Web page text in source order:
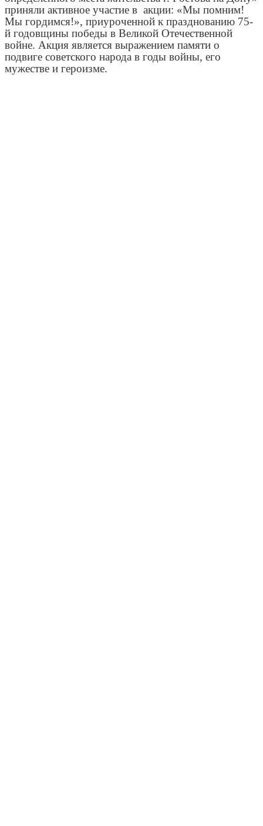
приняли активное участие в акции: «Мы помним!
Мы гордимся!», приуроченной к празднованию 75-
й годовщины победы в Великой Отечественной
войне. Акция является выражением памяти о
подвиге советского народа в годы войны, его
мужестве и героизме.